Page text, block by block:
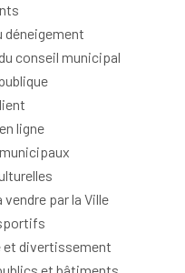
déneigement
conseil municipal
ligne
vendre par la Ville
et divertissement